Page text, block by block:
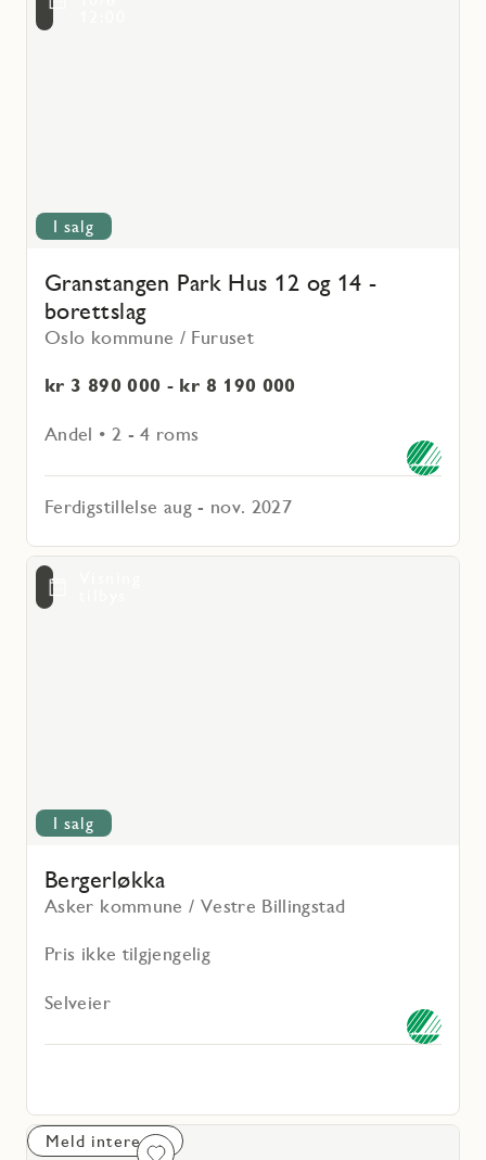
I salg
Granstangen Park Hus 12 og 14 -
borettslag
Oslo kommune / Furuset
kr 3 890 000 - kr 8 190 000
Andel • 2 - 4 roms
Ferdigstillelse aug - nov. 2027
Granstangen
I salg
Bergerløkka
Asker kommune / Vestre Billingstad
Pris ikke tilgjengelig
Selveier
Les
mer
om
Meld interesse